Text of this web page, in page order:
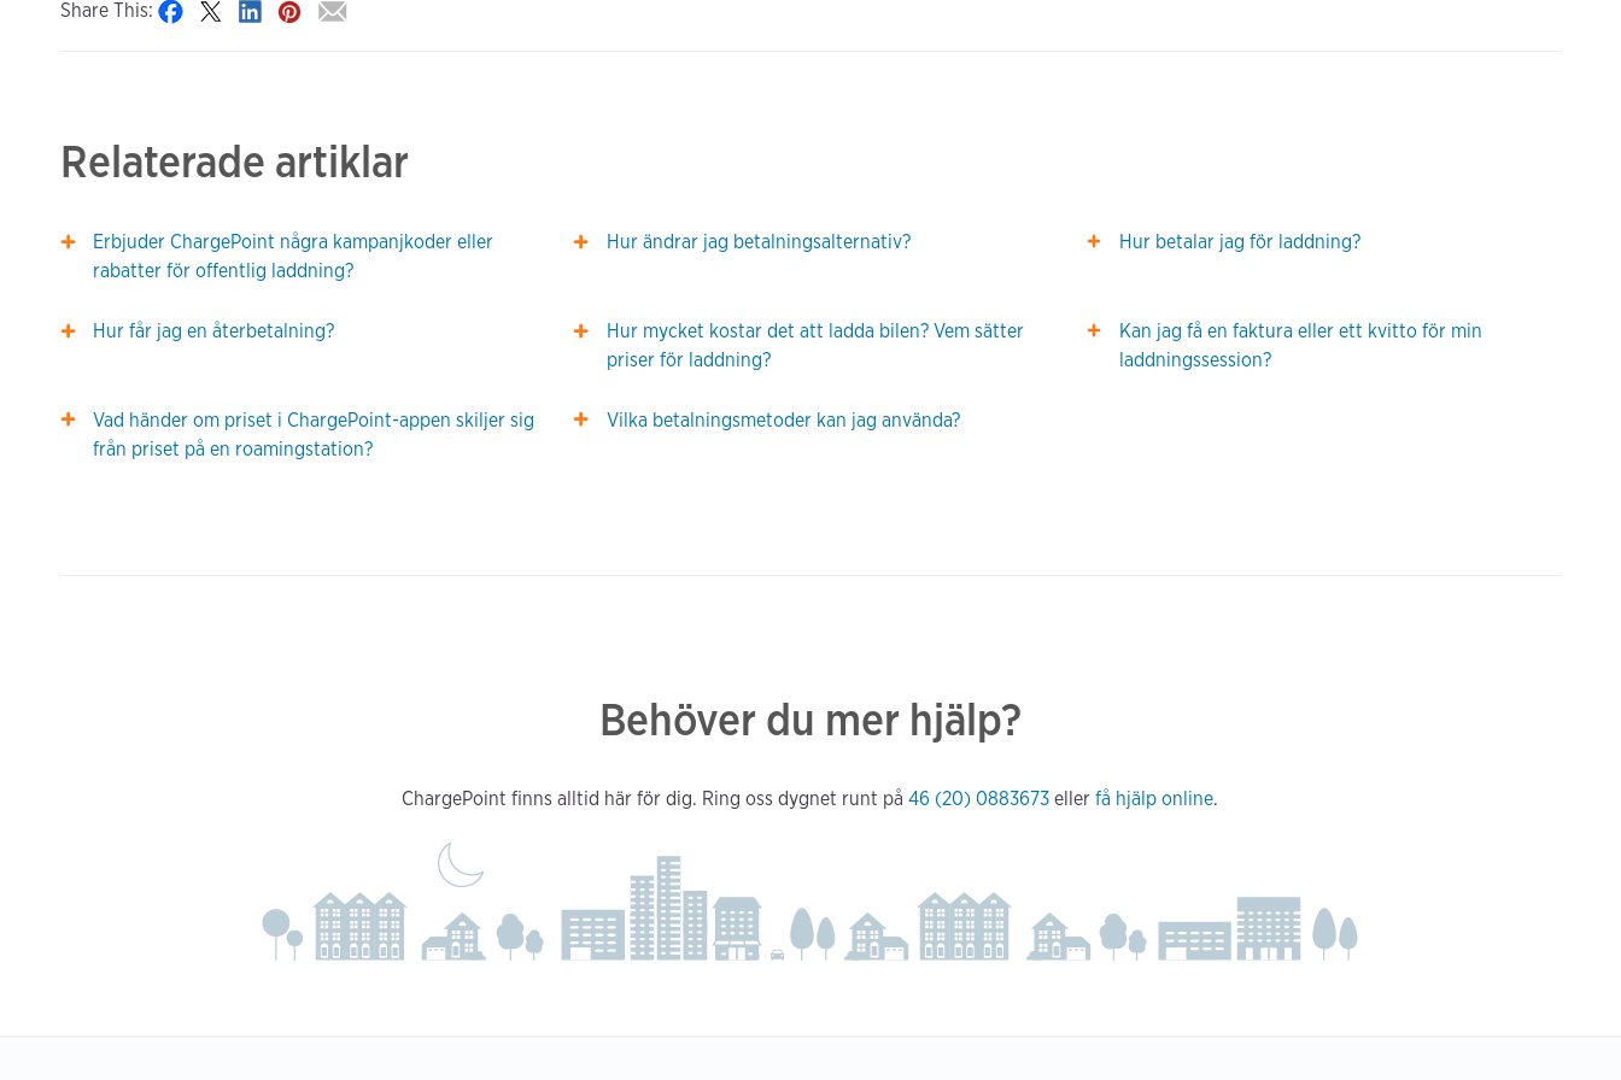
Share This:
Relaterade artiklar
Erbjuder ChargePoint några kampanjkoder eller
rabatter för offentlig laddning?
Hur ändrar jag betalningsalternativ? Hur betalar jag för laddning?
Hur får jag en återbetalning?
Hur mycket kostar det att ladda bilen? Vem sätter
priser för laddning?
Kan jag få en faktura eller ett kvitto för min
laddningssession?
Vad händer om priset i ChargePoint-appen skiljer sig
från priset på en roamingstation?
Vilka betalningsmetoder kan jag använda?
Behöver du mer hjälp?
ChargePoint finns alltid här för dig. Ring oss dygnet runt på46 (20) 0883673 ellerfå hjälp online.